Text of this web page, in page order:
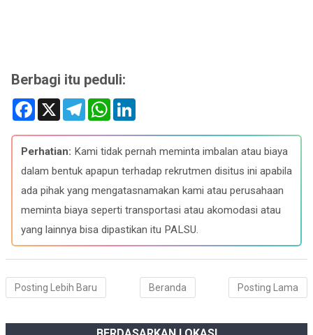
Berbagi itu peduli:
F
e
b
o
o
X
T
e
e
g
r
a
W
t
s
A
p
k
e
d
I
Perhatian: Kami tidak pernah meminta imbalan atau biaya
dalam bentuk apapun terhadap rekrutmen disitus ini apabila
ada pihak yang mengatasnamakan kami atau perusahaan
meminta biaya seperti transportasi atau akomodasi atau
yang lainnya bisa dipastikan itu PALSU.
Posting Lebih Baru Posting Lama
Beranda